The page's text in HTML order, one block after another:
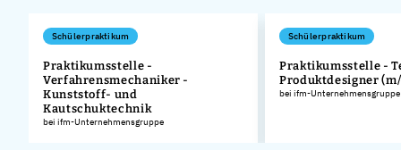
Schülerpraktikum
Praktikumsstelle -
Verfahrensmechaniker -
Kunststoff- und
Kautschuktechnik
bei ifm-Unternehmensgruppe
Schülerpraktikum
Praktikumsstelle -
Produktdesigner
bei ifm-Unternehmensgruppe